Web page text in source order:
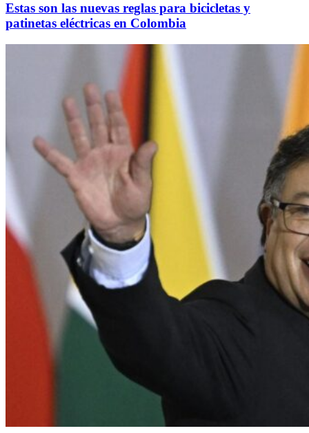
Estas son las nuevas reglas para bicicletas y
patinetas eléctricas en Colombia